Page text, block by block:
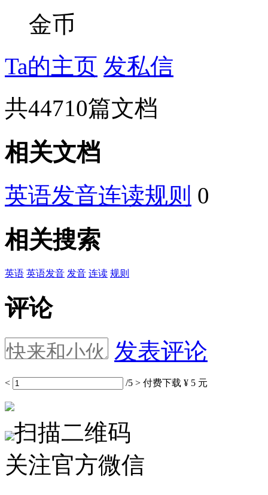
金币
Ta的主页 发私信
共44710篇文档
相关文档
英语发音连读规则 0
相关搜索
英语 英语发音 发音 连读 规则
评论
发表评论
< /5 > 付费下载 ¥ 5 元
扫描二维码
关注官方微信